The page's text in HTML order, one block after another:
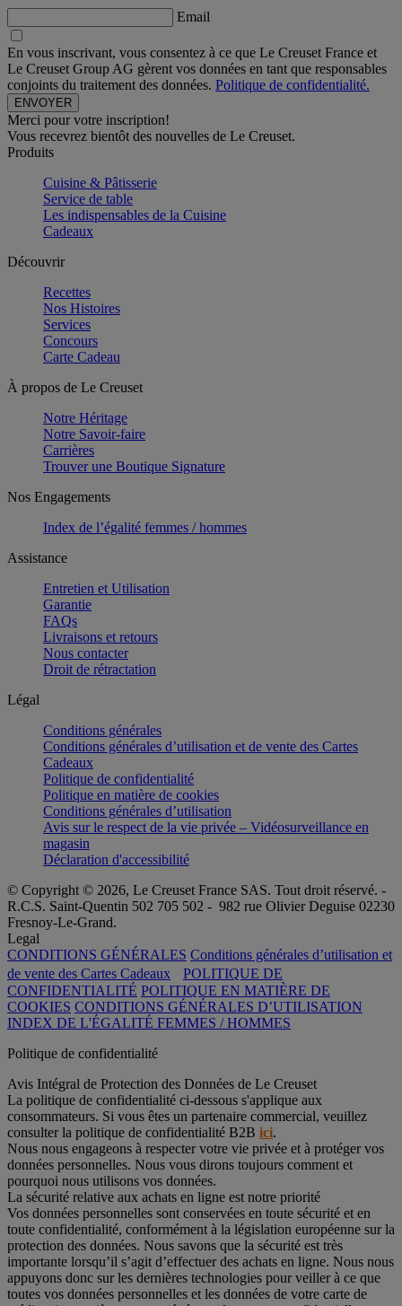
Email
En vous inscrivant, vous consentez à ce que Le Creuset France et
Le Creuset Group AG gèrent vos données en tant que responsables
conjoints du traitement des données. Politique de confidentialité.
Merci pour votre inscription!
Vous recevrez bientôt des nouvelles de Le Creuset.
Produits
Cuisine & Pâtisserie
Service de table
Les indispensables de la Cuisine
Cadeaux
Découvrir
Recettes
Nos Histoires
Services
Concours
Carte Cadeau
À propos de Le Creuset
Notre Héritage
Notre Savoir-faire
Carrières
Trouver une Boutique Signature
Nos Engagements
Index de l’égalité femmes / hommes
Assistance
Entretien et Utilisation
Garantie
FAQs
Livraisons et retours
Nous contacter
Droit de rétractation
Légal
Conditions générales
Conditions générales d’utilisation et de vente des Cartes
Cadeaux
Politique de confidentialité
Politique en matière de cookies
Conditions générales d’utilisation
Avis sur le respect de la vie privée – Vidéosurveillance en
magasin
Déclaration d'accessibilité
© Copyright © 2026, Le Creuset France SAS. Tout droit réservé. -
R.C.S. Saint-Quentin 502 705 502 - 982 rue Olivier Deguise 02230
Fresnoy-Le-Grand.
Legal
CONDITIONS GÉNÉRALES Conditions générales d’utilisation et
de vente des Cartes Cadeaux
POLITIQUE DE
CONFIDENTIALITÉ POLITIQUE EN MATIÈRE DE
COOKIES CONDITIONS GÉNÉRALES D’UTILISATION
INDEX DE L'ÉGALITÉ FEMMES / HOMMES
Politique de confidentialité
Avis Intégral de Protection des Données de Le Creuset
La politique de confidentialité ci-dessous s'applique aux
consommateurs. Si vous êtes un partenaire commercial, veuillez
consulter la politique de confidentialité B2B ici.
Nous nous engageons à respecter votre vie privée et à protéger vos
données personnelles. Nous vous dirons toujours comment et
pourquoi nous utilisons vos données.
La sécurité relative aux achats en ligne est notre priorité
Vos données personnelles sont conservées en toute sécurité et en
toute confidentialité, conformément à la législation européenne sur la
protection des données. Nous savons que la sécurité est très
importante lorsqu’il s’agit d’effectuer des achats en ligne. Nous nous
appuyons donc sur les dernières technologies pour veiller à ce que
toutes vos données personnelles et les données de votre carte de